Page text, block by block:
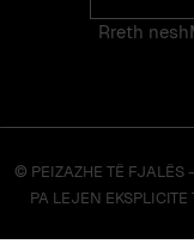
Rreth nesh
© PEIZAZHE TË
PA LEJEN EKSPLICITE